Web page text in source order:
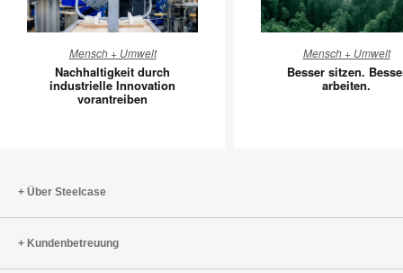
durch
industrielle
Innovation
Mensch + Umwelt
Nachhaltigkeit durch
industrielle Innovation
vorantreiben
sitzen.
Besser
Mensch + Umwelt
Besser sitzen.
arbeiten.
Über Steelcase
Kundenbetreuung